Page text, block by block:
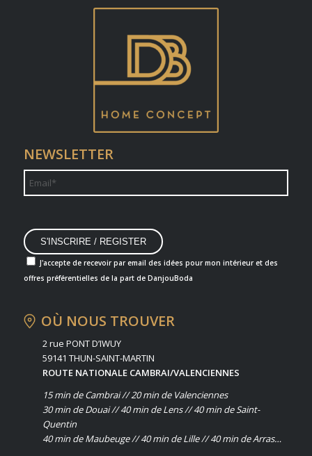
NEWSLETTER
J'accepte de recevoir par email des idées pour mon intérieur et des
offres préférentielles de la part de DanjouBoda
OÙ NOUS TROUVER
2 rue PONT D’IWUY
59141 THUN-SAINT-MARTIN
ROUTE NATIONALE CAMBRAI/VALENCIENNES
15 min de Cambrai // 20 min de Valenciennes
30 min de Douai // 40 min de Lens // 40 min de Saint-
Quentin
40 min de Maubeuge // 40 min de Lille // 40 min de Arras…